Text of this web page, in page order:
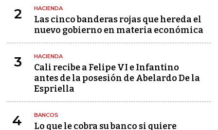
2 HACIENDA
Las cinco banderas rojas que hereda el
nuevo gobierno en materia económica
3 HACIENDA
Cali recibe a Felipe VI e Infantino
antes de la posesión de Abelardo De la
Espriella
4 BANCOS
Lo que le cobra su banco si quiere